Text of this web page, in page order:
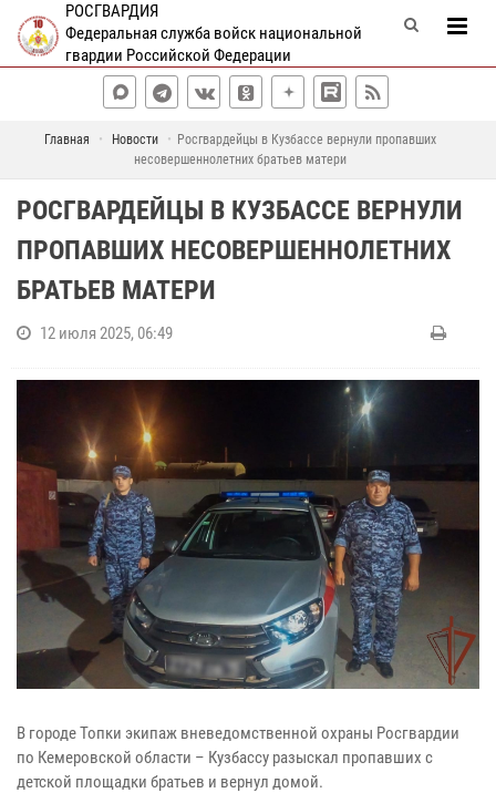
РОСГВАРДИЯ
Федеральная служба войск национальной
гвардии Российской Федерации
Главная Новости
Росгвардейцы в Кузбассе вернули пропавших
несовершеннолетних братьев матери
РОСГВАРДЕЙЦЫ В КУЗБАССЕ ВЕРНУЛИ
ПРОПАВШИХ НЕСОВЕРШЕННОЛЕТНИХ
БРАТЬЕВ МАТЕРИ
12 июля 2025, 06:49
В городе Топки экипаж вневедомственной охраны Росгвардии
по Кемеровской области – Кузбассу разыскал пропавших с
детской площадки братьев и вернул домой.